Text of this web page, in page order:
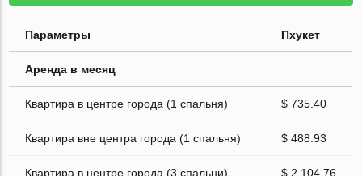
Параметры Пхукет
Аренда в месяц
Квартира в центре города (1 спальня) $ 735.40
Квартира вне центра города (1 спальня) $ 488.93
Квартира в центре города (3 спальни) $ 2 104.76